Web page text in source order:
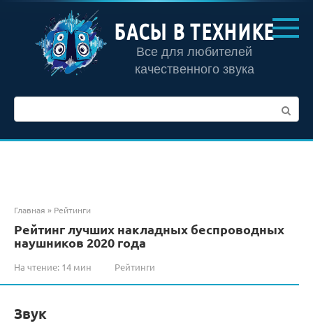
контенту
БАСЫ В ТЕХНИКЕ
Все для любителей
качественного звука
Главная » Рейтинги
Рейтинг лучших накладных беспроводных
наушников 2020 года
На чтение: 14 мин Рейтинги
Звук